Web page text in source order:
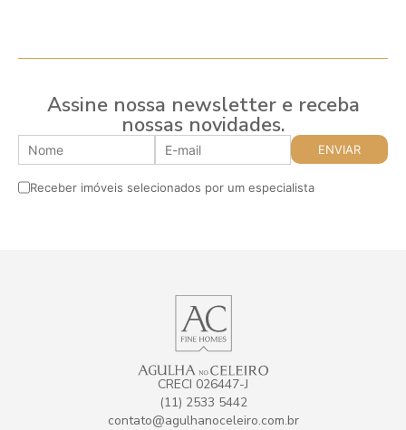
Assine nossa newsletter e receba
nossas novidades.
Receber imóveis selecionados por um especialista
CRECI 026447-J
(11) 2533 5442
contato@agulhanoceleiro.com.br